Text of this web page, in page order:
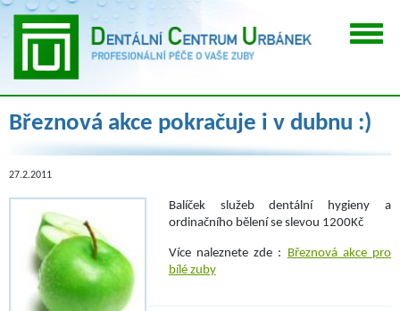
Březnová akce pokračuje i v dubnu :)
27.2.2011
Balíček služeb dentální hygieny a
ordinačního bělení se slevou 1200Kč
Více naleznete zde : Březnová akce pro
bílé zuby